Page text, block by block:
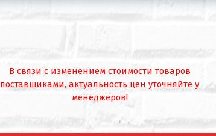
В связи с изменением стоимости товаров
поставщиками, актуальность цен уточняйте у
менеджеров!